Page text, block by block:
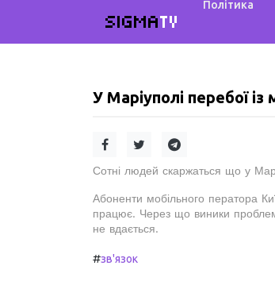
SIGMATV
Політика
У Маріуполі перебої
Сотні людей скаржаться що у
Абоненти мобільного ператора
працює. Через що виники
не вдається.
#зв'язок